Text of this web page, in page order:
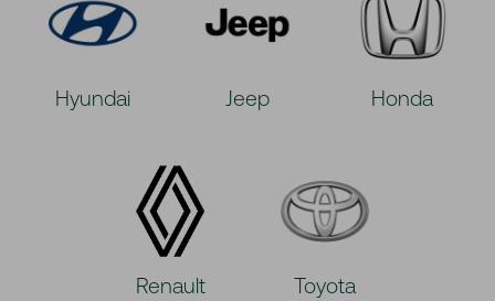
Hyundai Jeep Honda
Renault Toyota